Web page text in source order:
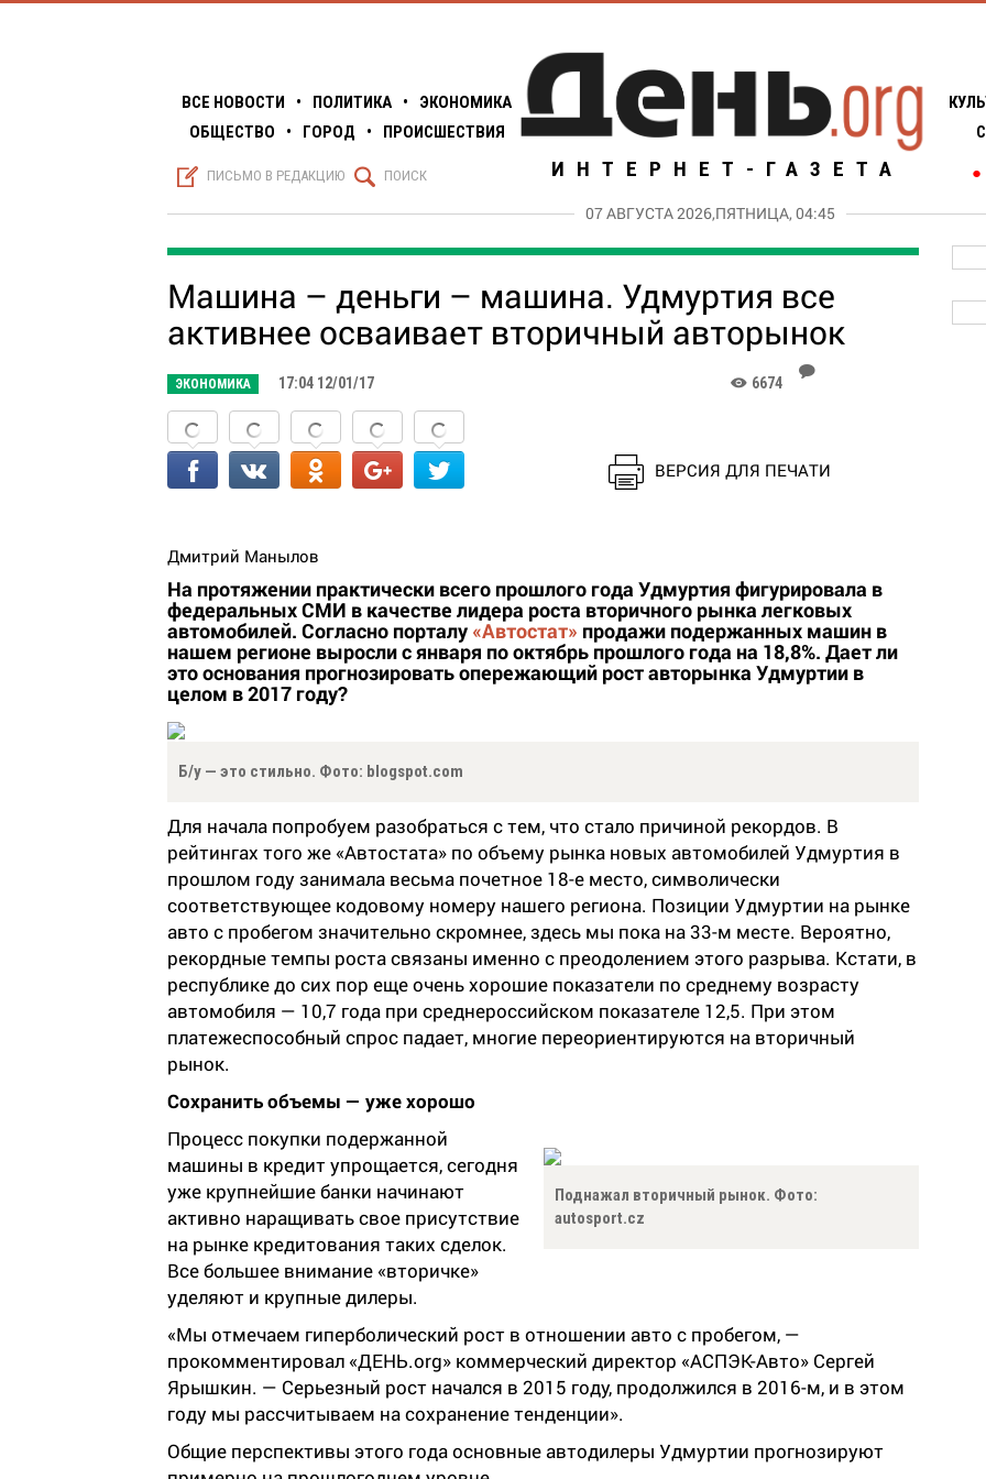
ВСЕ НОВОСТИ • ПОЛИТИКА •
ЭКОНОМИКА
ОБЩЕСТВО
• ГОРОД • ПРОИСШЕСТВИЯ
S ПИСЬМО В РЕДАКЦИЮ Q ПОИСК ИНТЕРНЕТ-ГАЗЕТА ●
07 АВГУСТА 2026,ПЯТНИЦА, 04:45
Машина – деньги – машина. Удмуртия все
активнее осваивает вторичный авторынок
ЭКОНОМИКА 17:04 12/01/17 K 6674
J
ВЕРСИЯ ДЛЯ ПЕЧАТИ
Дмитрий Манылов
На протяжении практически всего прошлого года Удмуртия фигурировала в
федеральных СМИ в качестве лидера роста вторичного рынка легковых
автомобилей. Согласно порталу «Автостат» продажи подержанных машин в
нашем регионе выросли с января по октябрь прошлого года на 18,8%. Дает ли
это основания прогнозировать опережающий рост авторынка Удмуртии в
целом в 2017 году?
Б/у — это стильно. Фото: blogspot.com
Для начала попробуем разобраться с тем, что стало причиной рекордов. В
рейтингах того же «Автостата» по объему рынка новых автомобилей Удмуртия в
прошлом году занимала весьма почетное 18-е место, символически
соответствующее кодовому номеру нашего региона. Позиции Удмуртии на рынке
авто с пробегом значительно скромнее, здесь мы пока на 33-м месте. Вероятно,
рекордные темпы роста связаны именно с преодолением этого разрыва. Кстати, в
республике до сих пор еще очень хорошие показатели по среднему возрасту
автомобиля — 10,7 года при среднероссийском показателе 12,5. При этом
платежеспособный спрос падает, многие переориентируются на вторичный
рынок.
Сохранить объемы — уже хорошо
Поднажал вторичный рынок. Фото:
autosport.cz
Процесс покупки подержанной
машины в кредит упрощается, сегодня
уже крупнейшие банки начинают
активно наращивать свое присутствие
на рынке кредитования таких сделок.
Все большее внимание «вторичке»
уделяют и крупные дилеры.
«Мы отмечаем гиперболический рост в отношении авто с пробегом, —
прокомментировал «ДЕНЬ.org» коммерческий директор «АСПЭК-Авто» Сергей
Ярышкин. — Серьезный рост начался в 2015 году, продолжился в 2016-м, и в этом
году мы рассчитываем на сохранение тенденции».
Общие перспективы этого года основные автодилеры Удмуртии прогнозируют